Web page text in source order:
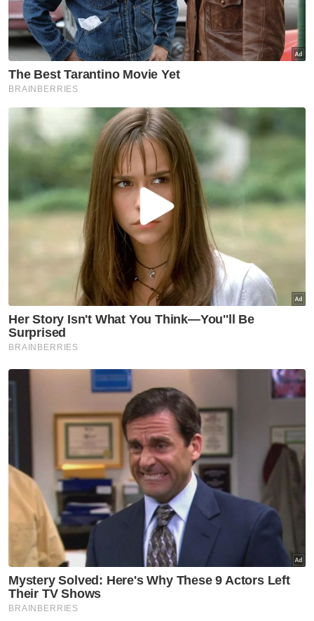
Kanak-kanak sembilan tahun kes termuda lahir anak
luar nikah
Bagaimanapun, pendengaran berhubung isu
undang-undang di Mahkamah Tinggi belum
lagi didengar.
Pada 30 Ogos 2010, Kerajaan Negeri selaku
plaintif memfailkan saman terhadap
Petronas sebagai defendan tunggal.
Bagaimanapun, Kerajaan Persekutuan
berjaya dalam permohonan untuk menjadi
pencelah dan dinamakan sebagai defendan
Dalam pernyataan tuntutan, Kerajaan Negeri
menuntut syarikat minyak itu membayar
tunggakan dan pembayaran tunai masa
hadapan bagi hasil minyak yang dikeluarkan
di pesisir pantai Kelantan, seperti yang
termaktub dalam perjanjian carigali
petroleum.